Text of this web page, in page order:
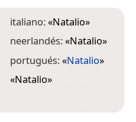
italiano:«Natalio»
neerlandés:«Natalio»
portugués:«Natalio»
«Natalio»